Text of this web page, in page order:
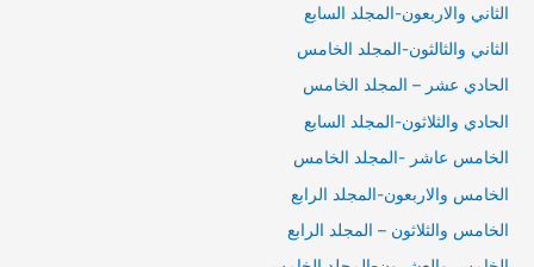
الثاني والاربعون-المجلد السابع
الثاني والثالثون-المجلد الخامس
الحادي عشر – المجلد الخامس
الحادي والثلاثون-المجلد السابع
الخامس عاشر -المجلد الخامس
الخامس والاربعون-المجلد الرابع
الخامس والثلاثون – المجلد الرابع